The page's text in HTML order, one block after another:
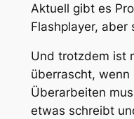
Aktuell gibt es
Flashplayer, aber
Und trotzdem ist
überrascht, wenn
Überarbeiten
etwas schreibt